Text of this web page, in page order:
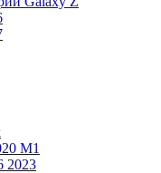
M1
2023